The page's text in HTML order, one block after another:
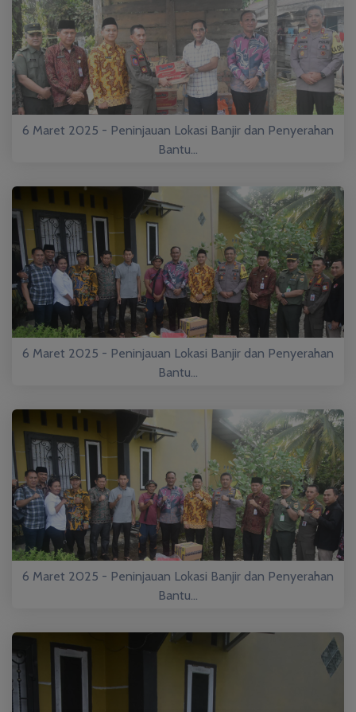
6 Maret 2025 - Peninjauan Lokasi Banjir dan Penyerahan
Bantu...
6 Maret 2025 - Peninjauan Lokasi Banjir dan Penyerahan
Bantu...
6 Maret 2025 - Peninjauan Lokasi Banjir dan Penyerahan
Bantu...